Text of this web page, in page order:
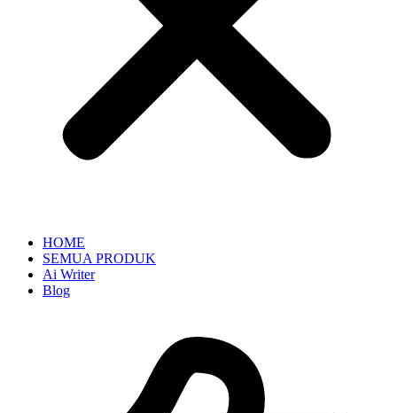
HOME
SEMUA PRODUK
Ai Writer
Blog